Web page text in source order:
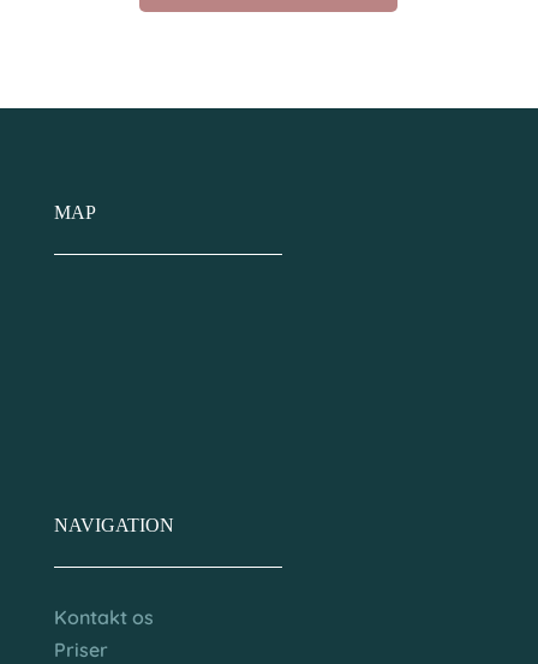
NAVIGATION
Kontakt os
Priser
MAP